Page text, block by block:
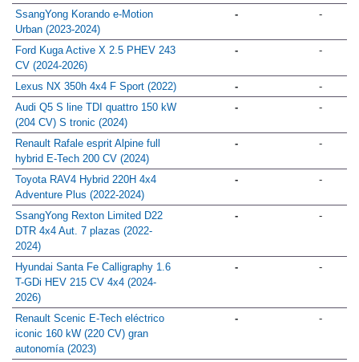
SsangYong Korando e-Motion
Urban (2023-2024)
- -
Ford Kuga Active X 2.5 PHEV 243
CV (2024-2026)
- -
Lexus NX 350h 4x4 F Sport (2022) -
-
Audi Q5 S line TDI quattro 150 kW
(204 CV) S tronic (2024)
- -
Renault Rafale esprit Alpine full
hybrid E-Tech 200 CV (2024)
- -
Toyota RAV4 Hybrid 220H 4x4
Adventure Plus (2022-2024)
- -
SsangYong Rexton Limited D22
DTR 4x4 Aut. 7 plazas (2022-
2024)
- -
Hyundai Santa Fe Calligraphy 1.6
T-GDi HEV 215 CV 4x4 (2024-
2026)
- -
Renault Scenic E-Tech eléctrico
iconic 160 kW (220 CV) gran
autonomía (2023)
- -